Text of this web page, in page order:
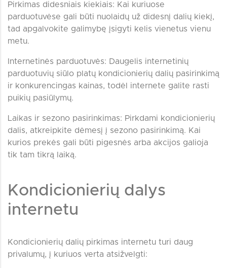
Pirkimas didesniais kiekiais: Kai kuriuose
parduotuvėse gali būti nuolaidų už didesnį dalių kiekį,
tad apgalvokite galimybę įsigyti kelis vienetus vienu
metu.
Internetinės parduotuvės: Daugelis internetinių
parduotuvių siūlo platų kondicionierių dalių pasirinkimą
ir konkurencingas kainas, todėl internete galite rasti
puikių pasiūlymų.
Laikas ir sezono pasirinkimas: Pirkdami kondicionierių
dalis, atkreipkite dėmesį į sezono pasirinkimą. Kai
kurios prekės gali būti pigesnės arba akcijos galioja
tik tam tikrą laiką.
Kondicionierių dalys
internetu
Kondicionierių dalių pirkimas internetu turi daug
privalumų, į kuriuos verta atsižvelgti: